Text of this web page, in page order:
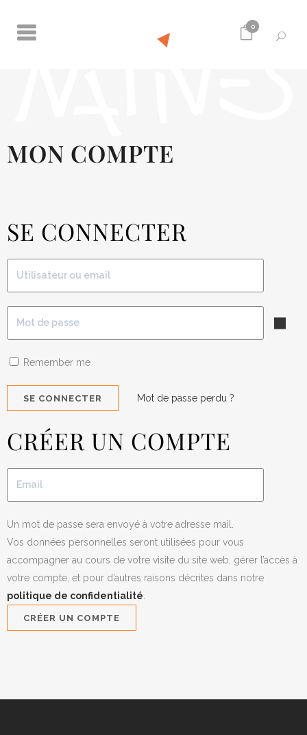
0
MON COMPTE
SE CONNECTER
Remember me
Mot de passe perdu ?
CRÉER UN COMPTE
Un mot de passe sera envoyé à votre adresse mail.
Vos données personnelles seront utilisées pour vous
accompagner au cours de votre visite du site web, gérer l’accès à
votre compte, et pour d’autres raisons décrites dans notre
politique de confidentialité